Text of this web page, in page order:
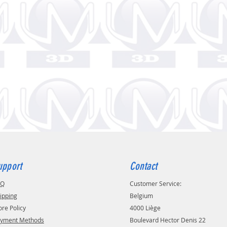
Policy
Methods
Contact
Customer Service:
Belgium
4000 Liège
Boulevard Hector Denis 22